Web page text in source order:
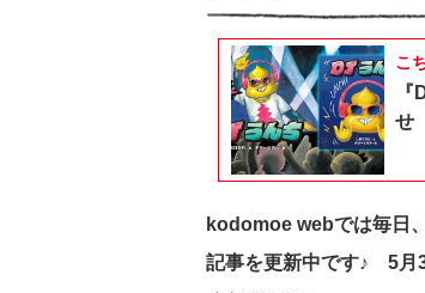
こ
せ
kodomoe webでは毎日
記事を更新中です♪ 5月